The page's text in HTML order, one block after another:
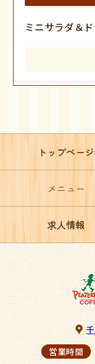
ミニサラダ＆
トップページ
メニュー
求人情報
営業時間